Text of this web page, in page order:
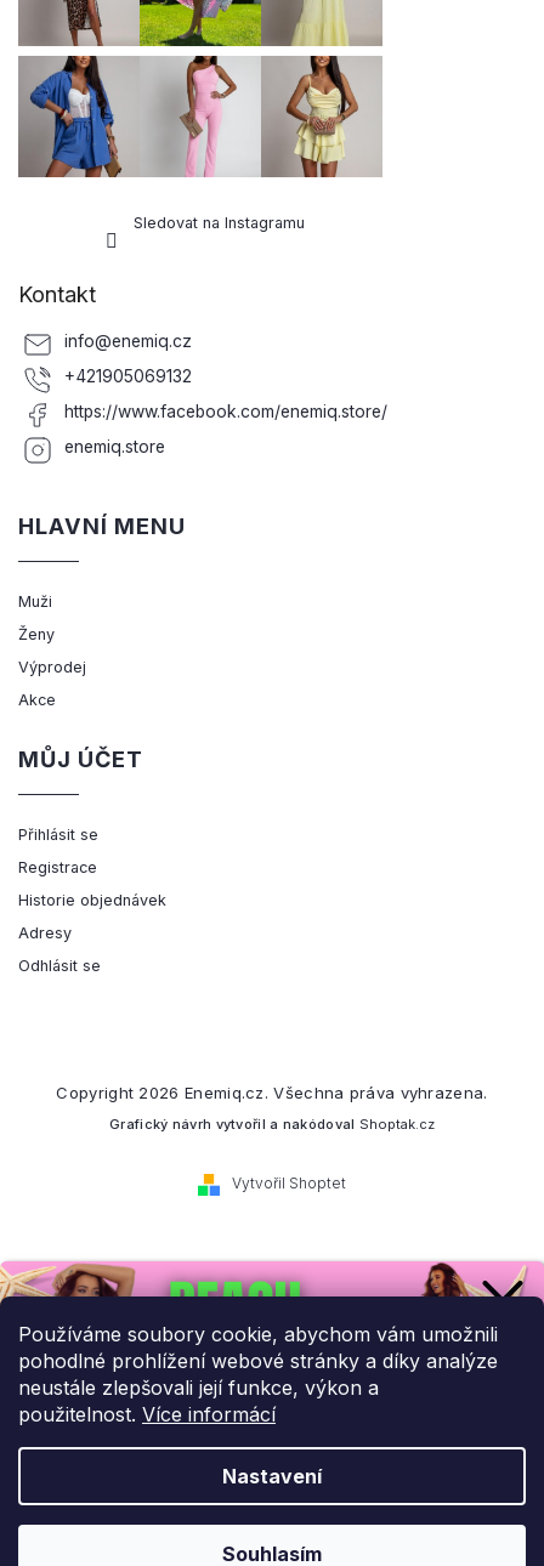
Používáme soubory cookie, abychom vám umožnili
pohodlné prohlížení webové stránky a díky analýze
neustále zlepšovali její funkce, výkon a
použitelnost. Více informácí
Nastavení
Souhlasím
Sledovat na Instagramu
Kontakt
info@enemiq.cz
+421905069132
https://www.facebook.com/enemiq.store/
enemiq.store
HLAVNÍ MENU
Muži
Ženy
Výprodej
Akce
MŮJ ÚČET
Přihlásit se
Registrace
Historie objednávek
Adresy
Odhlásit se
Vytvořil Shoptet
Copyright 2026 Enemiq.cz. Všechna práva vyhrazena.
Grafický návrh vytvořil a nakódoval Shoptak.cz
Přihlaste se k našemu
newsletteru.
Budeme vám posílat informace o našich novinkách a slevových
akcích.
Odebírat newsletter
UPLATNIT SLEVU!